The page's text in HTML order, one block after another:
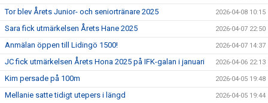
Tor blev Årets Junior- och seniortränare 2025 2026-04-08 10:15
Sara fick utmärkelsen Årets Hane 2025 2026-04-07 22:50
Anmälan öppen till Lidingö 1500! 2026-04-07 14:37
JC fick utmärkelsen Årets Hona 2025 på IFK-galan i januari 2026-04-06 22:13
Kim persade på 100m 2026-04-05 19:48
Mellanie satte tidigt utepers i längd 2026-04-05 19:44